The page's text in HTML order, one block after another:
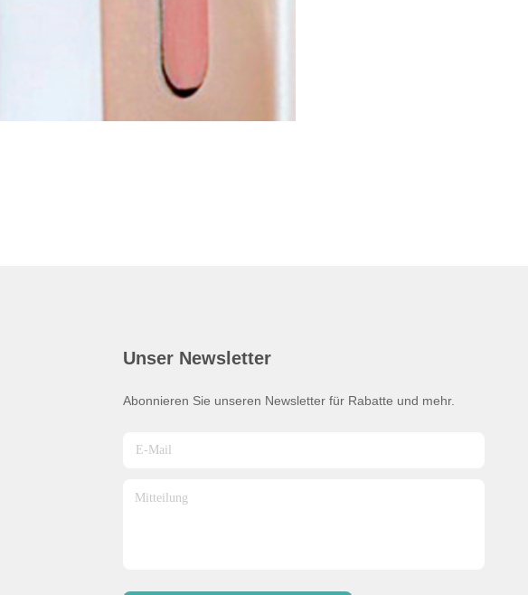
Unser Newsletter
Abonnieren Sie unseren Newsletter für Rabatte und mehr.